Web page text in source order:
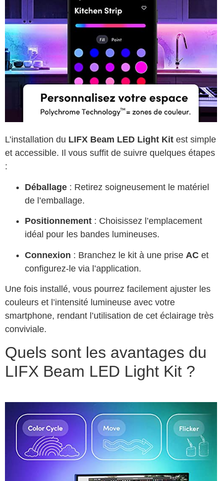
L’installation du LIFX Beam LED Light Kit est simple
et accessible. Il vous suffit de suivre quelques étapes
:
Déballage : Retirez soigneusement le matériel
de l’emballage.
Positionnement : Choisissez l’emplacement
idéal pour les bandes lumineuses.
Connexion : Branchez le kit à une prise AC et
configurez-le via l’application.
Une fois installé, vous pourrez facilement ajuster les
couleurs et l’intensité lumineuse avec votre
smartphone, rendant l’utilisation de cet éclairage très
conviviale.
Quels sont les avantages du
LIFX Beam LED Light Kit ?